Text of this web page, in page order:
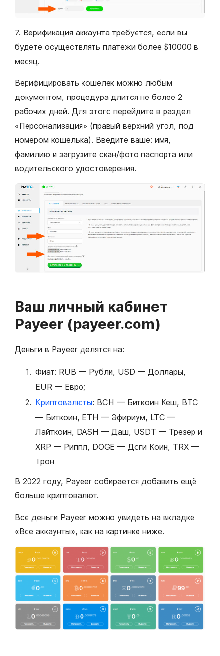
7. Верификация аккаунта требуется, если вы
будете осуществлять платежи более $10000 в
месяц.
Верифицировать кошелек можно любым
документом, процедура длится не более 2
рабочих дней. Для этого перейдите в раздел
«Персонализация» (правый верхний угол, под
номером кошелька). Введите ваше: имя,
фамилию и загрузите скан/фото паспорта или
водительского удостоверения.
Ваш личный кабинет
Payeer (payeer.com)
Деньги в Payeer делятся на:
Фиат: RUB — Рубли, USD — Доллары,
EUR — Евро;
Криптовалюты: BCH — Биткоин Кеш, BTC
— Биткоин, ETH — Эфириум, LTC —
Лайткоин, DASH — Даш, USDT — Трезер и
XRP — Риппл, DOGE — Доги Коин, TRX —
Трон.
В 2022 году, Payeer собирается добавить ещё
больше криптовалют.
Все деньги Payeer можно увидеть на вкладке
«Все аккаунты», как на картинке ниже.